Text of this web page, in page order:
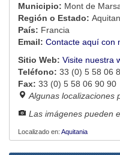
Municipio: Mont de
Región o Estado:
País: Francia
Email: Contacte aquí con
Sitio Web: Visite nuestra
Teléfono: 33 (0) 5 58 06
Fax: 33 (0) 5 58 06 90 90
Algunas localizaciones
Las imágenes pueden
Localizado en: Aquitania